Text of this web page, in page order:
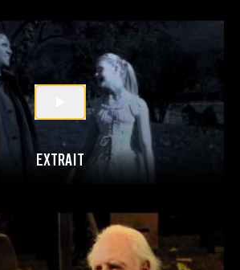
EXTRAIT